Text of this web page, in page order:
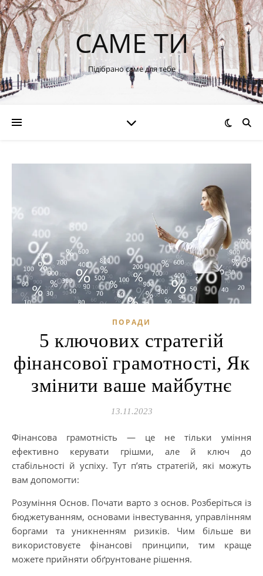
САМЕ ТИ
Підібрано саме для тебе
ПОРАДИ
5 ключових стратегій
фінансової грамотності, Як
змінити ваше майбутнє
13.11.2023
Фінансова грамотність — це не тільки уміння
ефективно керувати грішми, але й ключ до
стабільності й успіху. Тут п’ять стратегій, які можуть
вам допомогти:
Розуміння Основ. Почати варто з основ. Розберіться із
бюджетуванням, основами інвестування, управлінням
боргами та уникненням ризиків. Чим більше ви
використовуєте фінансові принципи, тим краще
можете прийняти обґрунтоване рішення.